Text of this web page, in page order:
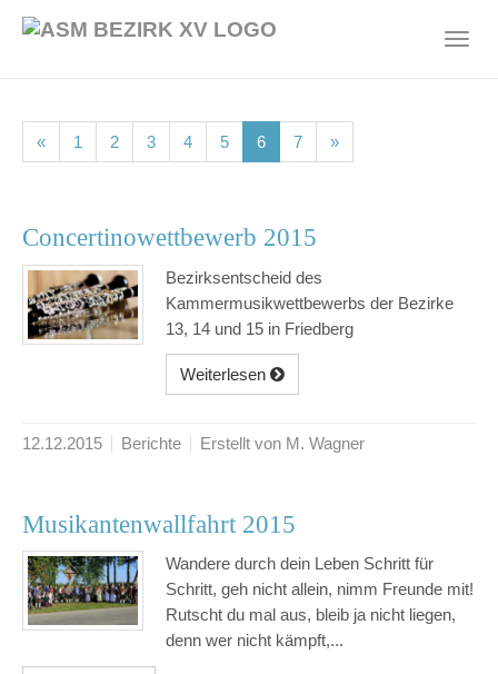
« 1 (current)
2(current)
3(current)
4(current)
5(current)
6(current)
7(current)
»
Concertinowettbewerb 2015
Bezirksentscheid des
Kammermusikwettbewerbs der Bezirke
13, 14 und 15 in Friedberg
Weiterlesen
12.12.2015 Berichte Erstellt von M. Wagner
Musikantenwallfahrt 2015
Wandere durch dein Leben Schritt für
Schritt, geh nicht allein, nimm Freunde mit!
Rutscht du mal aus, bleib ja nicht liegen,
denn wer nicht kämpft,...